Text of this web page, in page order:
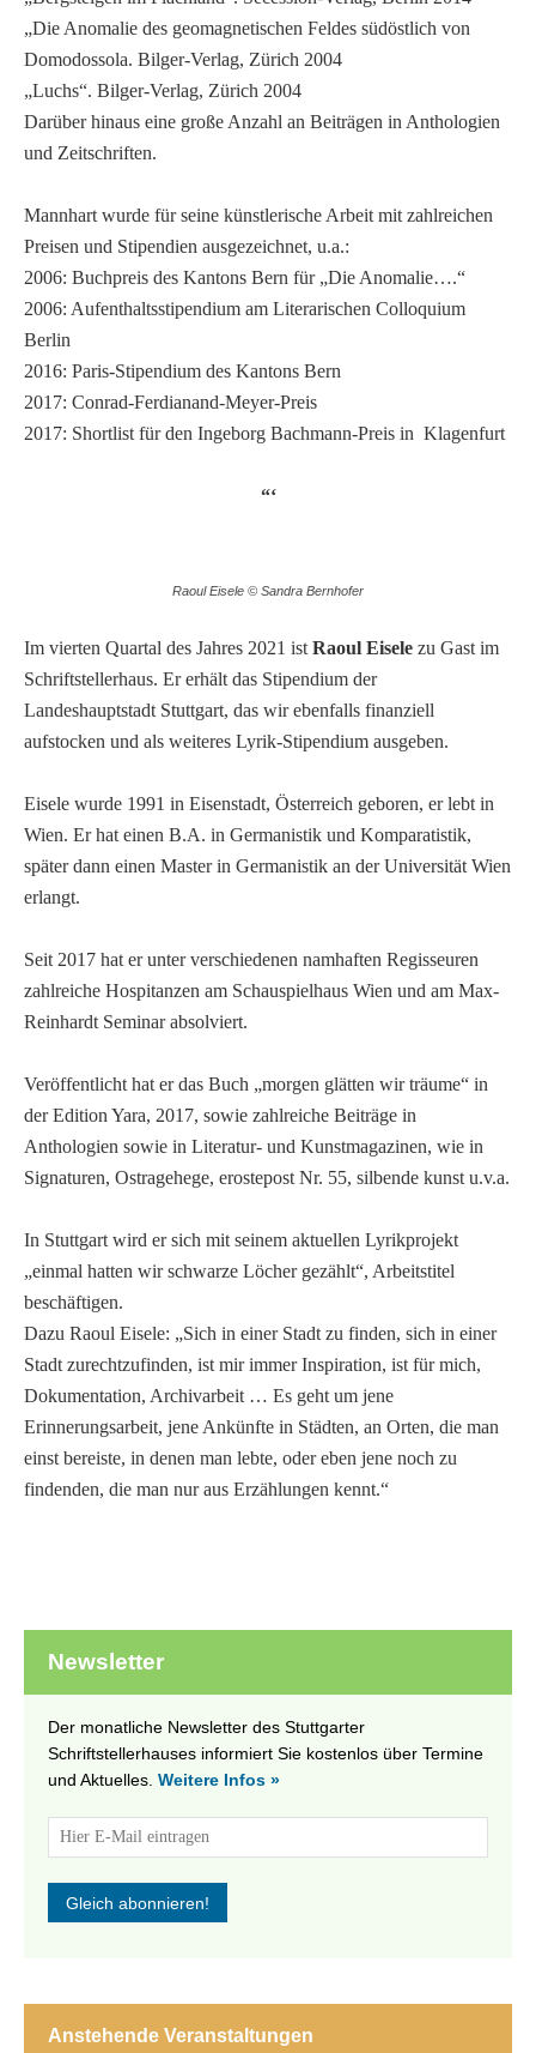
„Die Anomalie des geomagnetischen Feldes südöstlich von
Domodossola. Bilger-Verlag, Zürich 2004
„Luchs“. Bilger-Verlag, Zürich 2004
Darüber hinaus eine große Anzahl an Beiträgen in Anthologien
und Zeitschriften.
Mannhart wurde für seine künstlerische Arbeit mit zahlreichen
Preisen und Stipendien ausgezeichnet, u.a.:
2006: Buchpreis des Kantons Bern für „Die Anomalie….“
2006: Aufenthaltsstipendium am Literarischen Colloquium
Berlin
2016: Paris-Stipendium des Kantons Bern
2017: Conrad-Ferdianand-Meyer-Preis
2017: Shortlist für den Ingeborg Bachmann-Preis in Klagenfurt
“‘
Raoul Eisele © Sandra Bernhofer
Im vierten Quartal des Jahres 2021 ist Raoul Eisele zu Gast im
Schriftstellerhaus. Er erhält das Stipendium der
Landeshauptstadt Stuttgart, das wir ebenfalls finanziell
aufstocken und als weiteres Lyrik-Stipendium ausgeben.
Eisele wurde 1991 in Eisenstadt, Österreich geboren, er lebt in
Wien. Er hat einen B.A. in Germanistik und Komparatistik,
später dann einen Master in Germanistik an der Universität Wien
erlangt.
Seit 2017 hat er unter verschiedenen namhaften Regisseuren
zahlreiche Hospitanzen am Schauspielhaus Wien und am Max-
Reinhardt Seminar absolviert.
Veröffentlicht hat er das Buch „morgen glätten wir träume“ in
der Edition Yara, 2017, sowie zahlreiche Beiträge in
Anthologien sowie in Literatur- und Kunstmagazinen, wie in
Signaturen, Ostragehege, erostepost Nr. 55, silbende kunst u.v.a.
In Stuttgart wird er sich mit seinem aktuellen Lyrikprojekt
„einmal hatten wir schwarze Löcher gezählt“, Arbeitstitel
beschäftigen.
Dazu Raoul Eisele: „Sich in einer Stadt zu finden, sich in einer
Stadt zurechtzufinden, ist mir immer Inspiration, ist für mich,
Dokumentation, Archivarbeit … Es geht um jene
Erinnerungsarbeit, jene Ankünfte in Städten, an Orten, die man
einst bereiste, in denen man lebte, oder eben jene noch zu
findenden, die man nur aus Erzählungen kennt.“
Newsletter
Der monatliche Newsletter des Stuttgarter
Schriftstellerhauses informiert Sie kostenlos über Termine
und Aktuelles. Weitere Infos »
Anstehende Veranstaltungen